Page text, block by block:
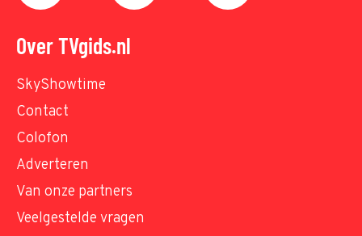
Over TVgids.nl
SkyShowtime
Contact
Colofon
Adverteren
Van onze partners
Veelgestelde vragen